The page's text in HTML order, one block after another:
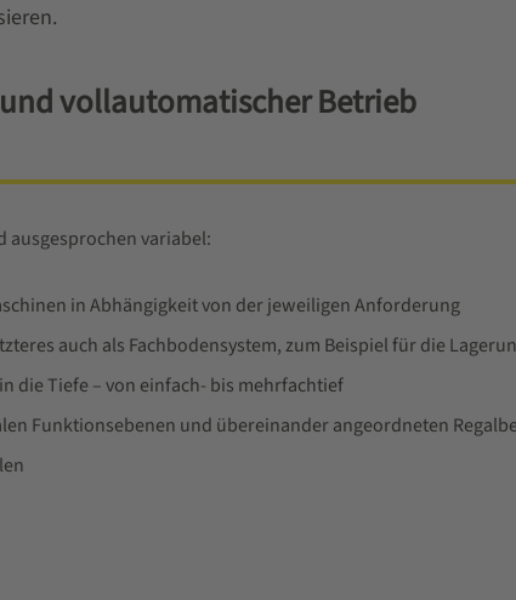
vollautomatischer Betrieb
ausgesprochen variabel:
in Abhängigkeit von der jeweiligen Anforderung
auch als Fachbodensystem, zum Beispiel für die
die Tiefe – von einfach- bis mehrfachtief
Funktionsebenen und übereinander angeordneten